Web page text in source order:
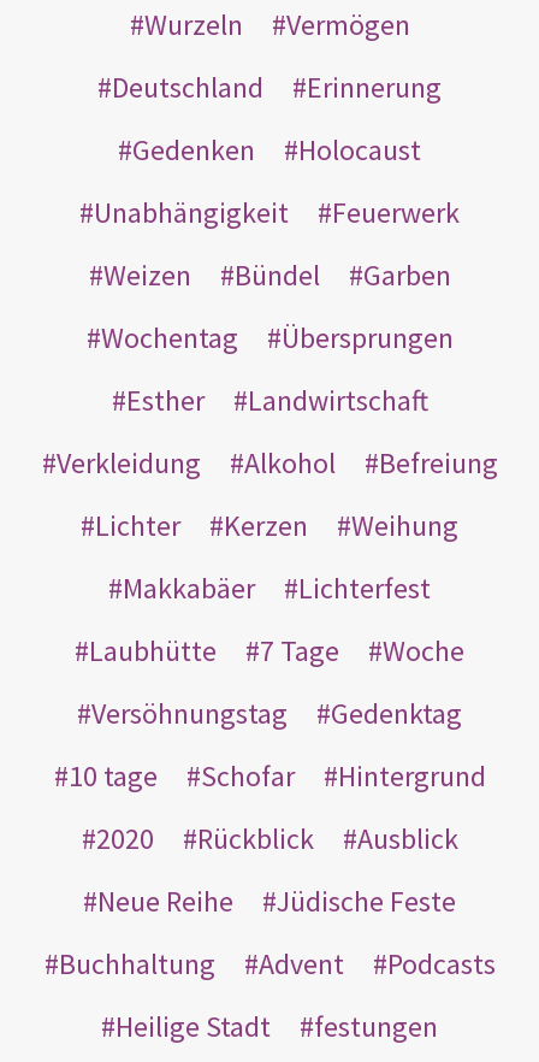
Wurzeln
Vermögen
Deutschland
Erinnerung
Gedenken
Holocaust
Unabhängigkeit
Feuerwerk
Weizen
Bündel
Garben
Wochentag
Übersprungen
Esther
Landwirtschaft
Verkleidung
Alkohol
Befreiung
Lichter
Kerzen
Weihung
Makkabäer
Lichterfest
Laubhütte
7 Tage
Woche
Versöhnungstag
Gedenktag
10 tage
Schofar
Hintergrund
2020
Rückblick
Ausblick
Neue Reihe
Jüdische Feste
Buchhaltung
Advent
Podcasts
Heilige Stadt
festungen